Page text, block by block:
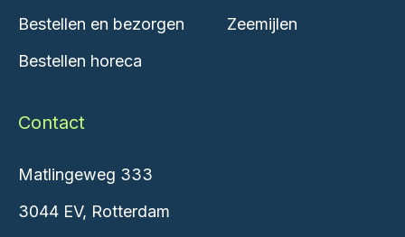
Bestellen en bezorgen
Bestellen horeca
Zeemijlen
Contact
Matlingeweg 333
3044 EV, Rotterdam